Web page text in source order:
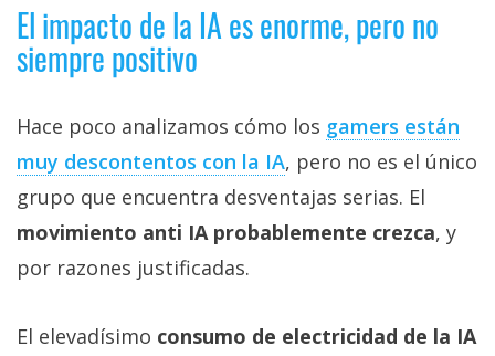
El impacto de la IA es enorme, pero no
siempre positivo
Hace poco analizamos cómo los gamers están
muy descontentos con la IA‎, pero no es el único
grupo que encuentra desventajas serias. El
movimiento anti IA probablemente crezca, y
por razones justificadas.
El elevadísimo consumo de electricidad de la IA